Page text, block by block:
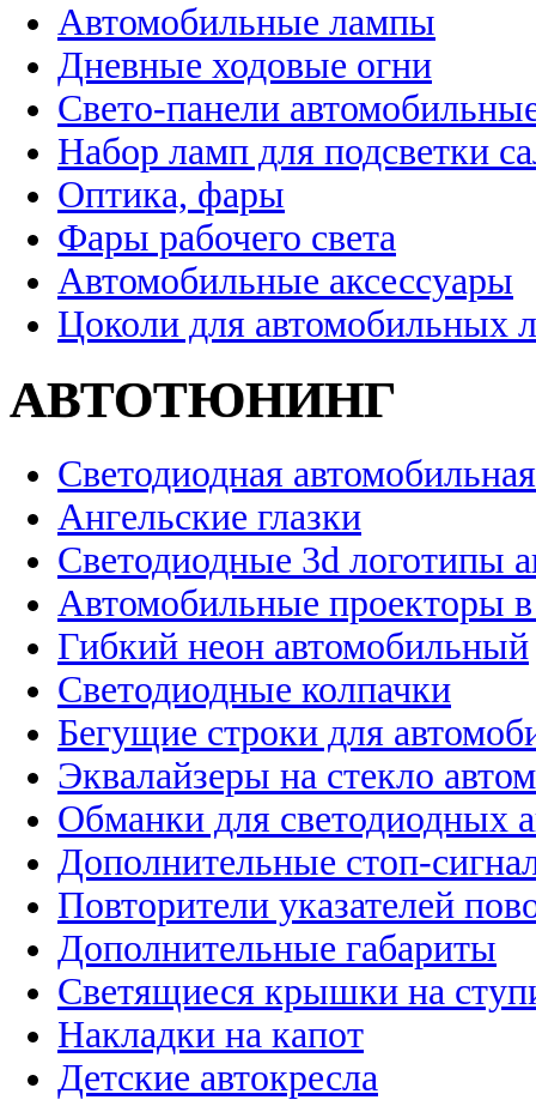
Автомобильные лампы
Дневные ходовые огни
Свето-панели
Набор ламп для подсветки
Оптика, фары
Фары рабочего света
Автомобильные аксессуары
Цоколи для автомобильных
АВТОТЮНИНГ
Светодиодная
Ангельские глазки
Светодиодные 3d логотипы
Автомобильные проекторы
Гибкий неон автомобильный
Светодиодные колпачки
Бегущие строки для
Эквалайзеры на стекло
Обманки для светодиодных
Дополнительные стоп-
Повторители указателей
Дополнительные габариты
Светящиеся крышки на
Накладки на капот
Детские автокресла